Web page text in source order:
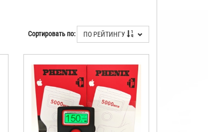
Сортировать по: ПО РЕЙТИНГУ